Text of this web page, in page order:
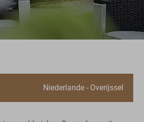
Niederlande - Overijssel